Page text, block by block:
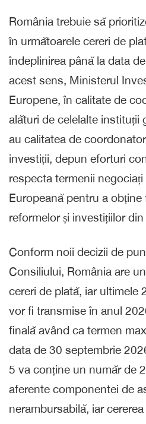
România trebuie să
în următoarele cereri de
îndeplinirea până la data
acest sens, Ministerul
Europene, în calitate de
alături de celelalte instituții
au calitatea de
investiții, depun eforturi
respecta termenii
Europeană pentru a
reformelor și investițiilor
Conform noii decizii de
Consiliului, România are
cereri de plată, iar ultimele
vor fi transmise în anul
finală având ca termen
data de 30 septembrie
5 va conține un număr de
aferente componentei de
nerambursabilă, iar